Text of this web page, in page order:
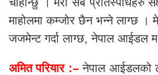
माहोलमा कम्जोर छैन भन्ने लाग्छ ।
जजमेन्ट गर्दा लाग्छ, नेपाल आईडल
अमित परियार :–नेपाल आईडलको